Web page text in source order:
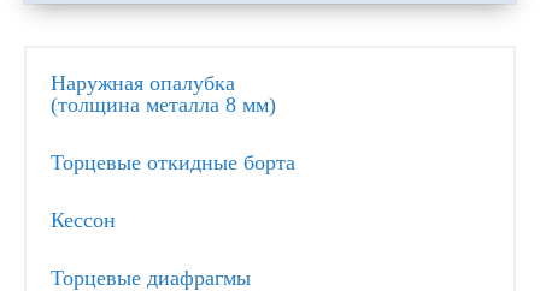
Наружная опалубка
(толщина металла 8 мм)
Торцевые откидные борта
Кессон
Торцевые диафрагмы